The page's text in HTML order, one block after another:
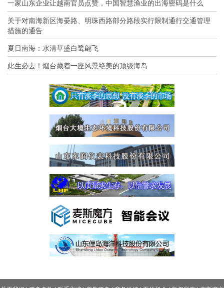
一家山东企业让越南官员点赞，中国智慧渔业的出海密码是什么
关于对南海新区海晏路、明珠西路部分路段实行限制通行交通管理
措施的通告
夏日南海：水清草盛白鹭翩飞
此生必去！烟台藏着一座风景绝美的顶级海岛